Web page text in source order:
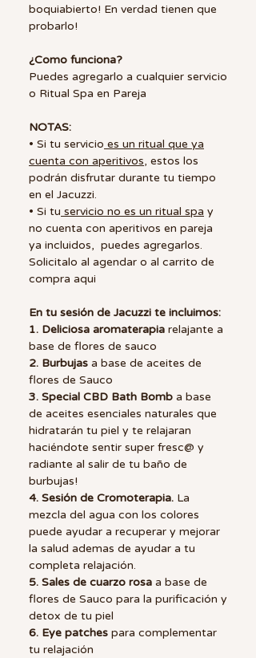
boquiabierto! En verdad tienen que
probarlo!
¿Como funciona?
Puedes agregarlo a cualquier servicio
o Ritual Spa en Pareja
NOTAS:
• Si tu servicio es un ritual que ya
cuenta con aperitivos, estos los
podrán disfrutar durante tu tiempo
en el Jacuzzi.
• Si tu servicio no es un ritual spa y
no cuenta con aperitivos en pareja
ya incluidos, puedes agregarlos.
Solicitalo al agendar o al carrito de
compra aqui
En tu sesión de Jacuzzi te incluimos:
1. Deliciosa aromaterapia relajante a
base de flores de sauco
2. Burbujas a base de aceites de
flores de Sauco
3. Special CBD Bath Bomb a base
de aceites esenciales naturales que
hidratarán tu piel y te relajaran
haciéndote sentir super fresc@ y
radiante al salir de tu baño de
burbujas!
4. Sesión de Cromoterapia. La
mezcla del agua con los colores
puede ayudar a recuperar y mejorar
la salud ademas de ayudar a tu
completa relajación.
5. Sales de cuarzo rosa a base de
flores de Sauco para la purificación y
detox de tu piel
6. Eye patches para complementar
tu relajación